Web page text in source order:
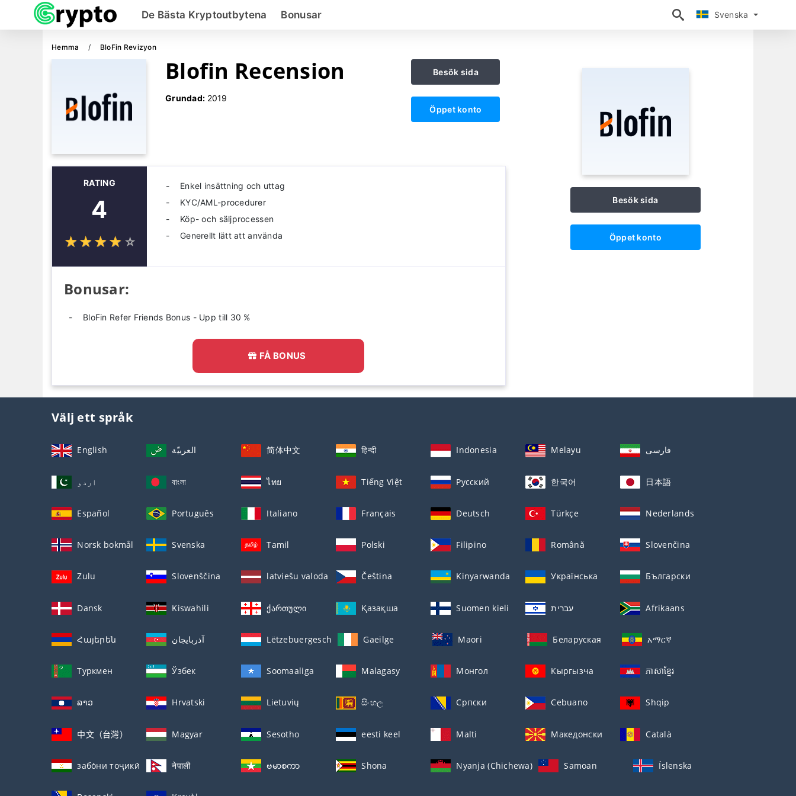
Svenska
De Bästa Kryptoutbytena Bonusar Svenska
Hemma BloFin Revizyon
Blofin Recension
Grundad: 2019
Besök sida
Öppet konto
RATING
4
☆☆☆☆ ☆
★★★★ ★
Enkel insättning och uttag
KYC/AML-procedurer
Köp- och säljprocessen
Generellt lätt att använda
Bonusar:
BloFin Refer Friends Bonus - Upp till 30 %
FÅ BONUS
Besök sida
Öppet konto
Välj ett språk
English العربيّة 简体中文 हिन्दी Indonesia Melayu فارسی
اردو বাংলা ไทย Tiếng Việt Русский 한국어 日本語
Español Português Italiano Français Deutsch Türkçe Nederlands
Norsk bokmål Svenska Tamil Polski Filipino Română Slovenčina
Zulu Slovenščina latviešu valoda Čeština Kinyarwanda Українська Български
Dansk Kiswahili ქართული Қазақша Suomen kieli עברית Afrikaans
Հայերեն آذربايجان Lëtzebuergesch Gaeilge Maori Беларуская አማርኛ
Туркмен Ўзбек Soomaaliga Malagasy Монгол Кыргызча ភាសាខ្មែរ
ລາວ Hrvatski Lietuvių සිංහල Српски Cebuano Shqip
中文（台灣） Magyar Sesotho eesti keel Malti Македонски Català
забо́ни тоҷикӣ́ नेपाली ဗမာစကာ Shona Nyanja (Chichewa) Samoan Íslenska